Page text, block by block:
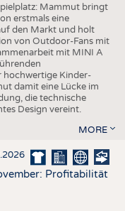
Mammut bringt
erstmals eine
den Markt und holt
von Outdoor-Fans mit
mit MINI A
hochwertige Kinder-
damit eine Lücke im
die technische
Design vereint.
MORE
Profitabilität